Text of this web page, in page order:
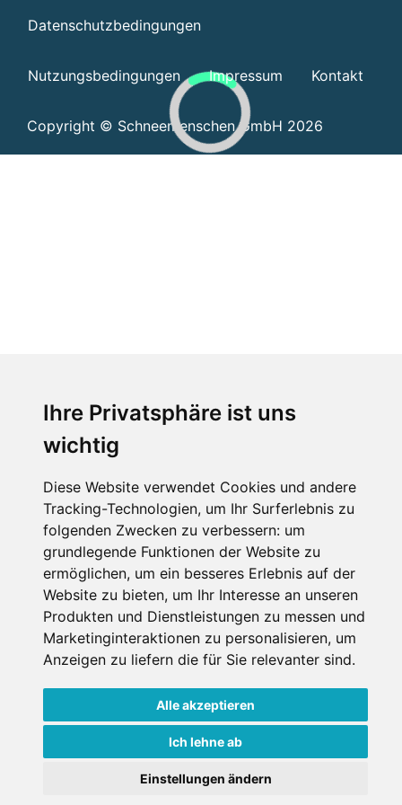
Ihre Privatsphäre ist uns
wichtig
Diese Website verwendet Cookies und andere
Tracking-Technologien, um Ihr Surferlebnis zu
folgenden Zwecken zu verbessern: um
grundlegende Funktionen der Website zu
ermöglichen, um ein besseres Erlebnis auf der
Website zu bieten, um Ihr Interesse an unseren
Produkten und Dienstleistungen zu messen und
Marketinginteraktionen zu personalisieren, um
Anzeigen zu liefern die für Sie relevanter sind.
Alle akzeptieren
Ich lehne ab
Einstellungen ändern
Datenschutzbedingungen
Nutzungsbedingungen Impressum Kontakt
Copyright © Schneemenschen GmbH 2026